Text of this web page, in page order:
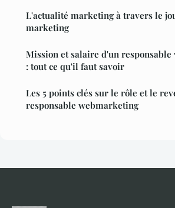
L'actualité marketing à travers le
marketing
Mission et salaire d'un
: tout ce qu'il faut savoir
Les 5 points clés sur le rôle et le
responsable webmarketing